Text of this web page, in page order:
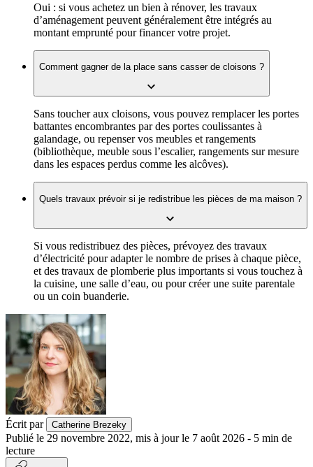
Oui : si vous achetez un bien à rénover, les travaux
d’aménagement peuvent généralement être intégrés au
montant emprunté pour financer votre projet.
Comment gagner de la place sans casser de cloisons ?
Sans toucher aux cloisons, vous pouvez remplacer les portes
battantes encombrantes par des portes coulissantes à
galandage, ou repenser vos meubles et rangements
(bibliothèque, meuble sous l’escalier, rangements sur mesure
dans les espaces perdus comme les alcôves).
Quels travaux prévoir si je redistribue les pièces de ma maison ?
Si vous redistribuez des pièces, prévoyez des travaux
d’électricité pour adapter le nombre de prises à chaque pièce,
et des travaux de plomberie plus importants si vous touchez à
la cuisine, une salle d’eau, ou pour créer une suite parentale
ou un coin buanderie.
Écrit par Catherine Brezeky
Publié le 29 novembre 2022, mis à jour le 7 août 2026 - 5 min de
lecture